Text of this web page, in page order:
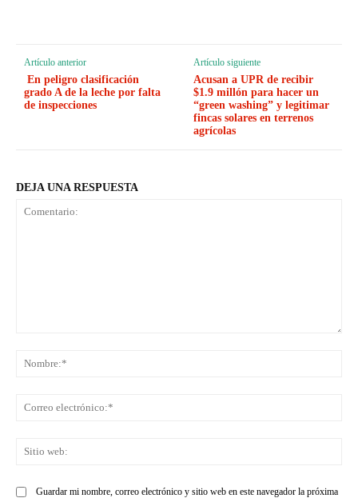
Artículo anterior
En peligro clasificación
grado A de la leche por falta
de inspecciones
Artículo siguiente
Acusan a UPR de recibir
$1.9 millón para hacer un
“green washing” y legitimar
fincas solares en terrenos
agrícolas
DEJA UNA RESPUESTA
Guardar mi nombre, correo electrónico y sitio web en este navegador la próxima